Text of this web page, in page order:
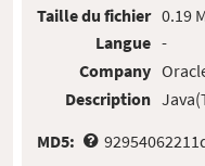
Taille du fichier
Langue
Company
Description
0.19
-
MD5: